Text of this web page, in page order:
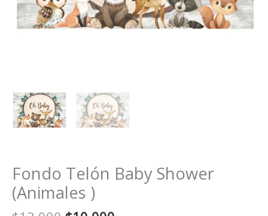
Fondo Telón Baby Shower
(Animales )